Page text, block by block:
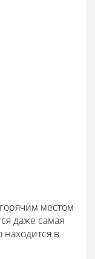
местом
даже самая
находится в